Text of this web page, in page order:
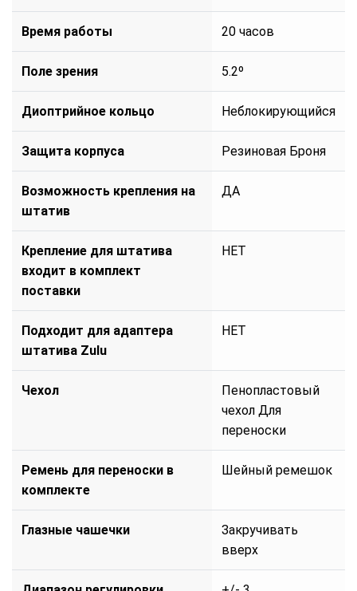
Время работы 20 часов
Поле зрения 5.2º
Диоптрийное кольцо Неблокирующийся
Защита корпуса Резиновая Броня
Возможность крепления на
штатив
ДА
Крепление для штатива
входит в комплект
поставки
НЕТ
Подходит для адаптера
штатива Zulu
НЕТ
Чехол
Пенопластовый
чехол Для
переноски
Ремень для переноски в
комплекте
Шейный ремешок
Глазные чашечки
Закручивать
вверх